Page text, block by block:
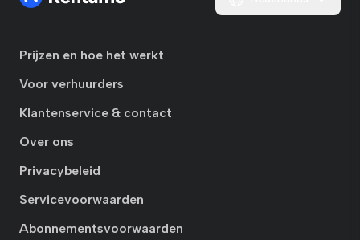
Prijzen en hoe het werkt
Voor verhuurders
Klantenservice & contact
Over ons
Privacybeleid
Servicevoorwaarden
Abonnementsvoorwaarden